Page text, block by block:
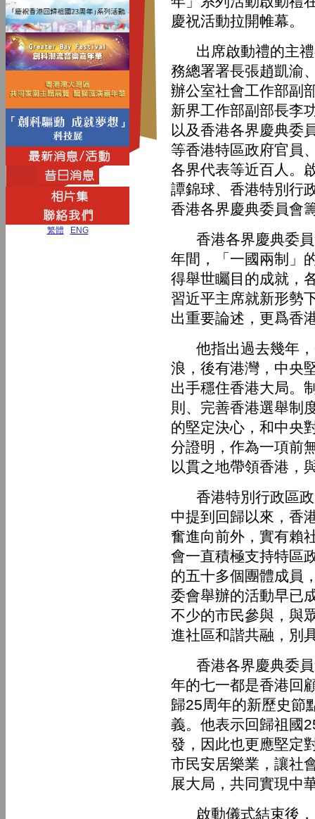
繁體 ENG
慶祝活動拉開帷幕。
出席啟動禮的主禮
務總署署長張趙凱渝
辦公室社會工作部副
新界工作部副部長李
以及香港各界慶典委
等香港特區政府官員
各界代表等近百人。
譚錦球、香港特別行
香港各界慶典委員會
香港各界慶典委員
年間，「一國兩制」
得舉世矚目的成就，
習近平主席就新形勢
出重要論述，更爲香
他指出過去幾年，
浪，後有港灣，中央
出手穩住香港大局。
則、完善香港選舉制
的堅定決心，和中央
分證明，作為一項前
以貫之地帶領香港，
香港特別行政區政
中提到回歸以來，香
奮進向前外，實有賴
會一直積極支持特區
的五十多個團體成員
委會舉辦的活動早已
不少的市民參與，與
進社區和諧共融，別
香港各界慶典委員
年的七一都是香港回
歸25周年的新歷史節
義。他表示回歸祖國
發，因此也更應堅定
市民安居樂業，讓社
展大局，共同實現中
啟動儀式結束後，